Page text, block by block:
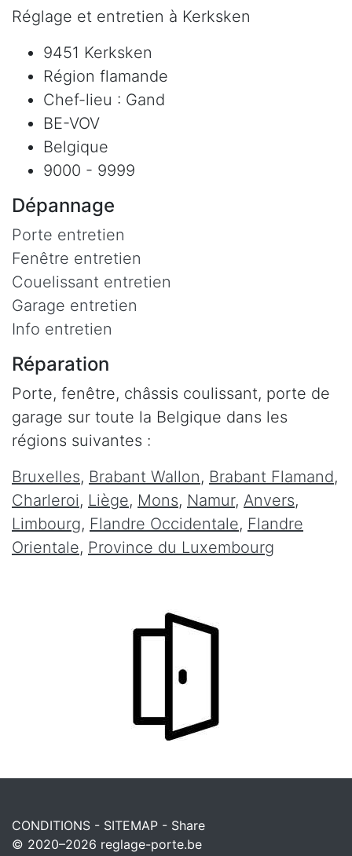
Réglage et entretien à Kerksken
9451 Kerksken
Région flamande
Chef-lieu : Gand
BE-VOV
Belgique
9000 - 9999
Dépannage
Porte entretien
Fenêtre entretien
Couelissant entretien
Garage entretien
Info entretien
Réparation
Porte, fenêtre, châssis coulissant, porte de
garage sur toute la Belgique dans les
régions suivantes :
Bruxelles, Brabant Wallon, Brabant Flamand,
Charleroi, Liège, Mons, Namur, Anvers,
Limbourg, Flandre Occidentale, Flandre
Orientale, Province du Luxembourg
CONDITIONS - SITEMAP - Share
© 2020–2026 reglage-porte.be